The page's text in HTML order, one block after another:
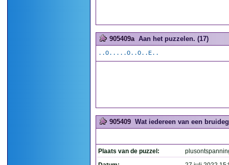
905409a Aan het puzzelen. (17)
..O.....O..O..E..
905409 Wat iedereen van een
Plaats van de puzzel: